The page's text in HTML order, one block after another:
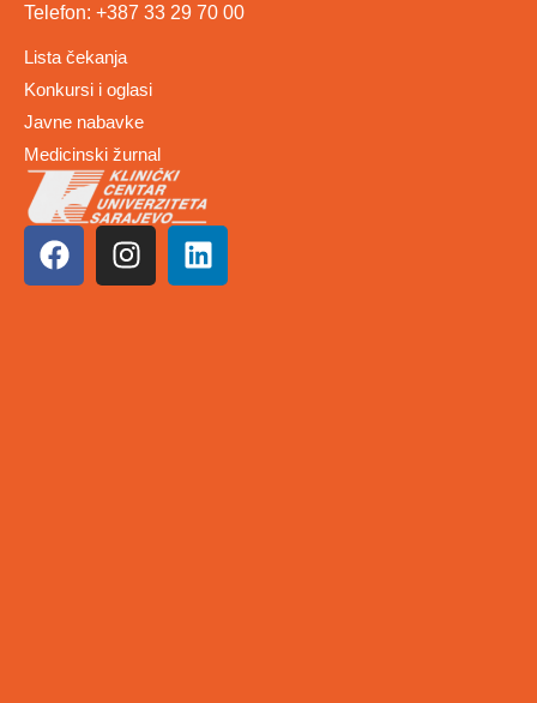
Telefon: +387 33 29 70 00
Lista čekanja
Konkursi i oglasi
Javne nabavke
Medicinski žurnal